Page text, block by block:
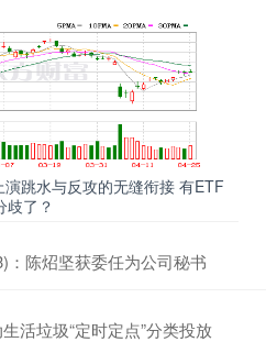
跳水与反攻的无缝衔接 有ETF
歧了？
：陈炤坚获委任为公司秘书
活垃圾“定时定点”分类投放